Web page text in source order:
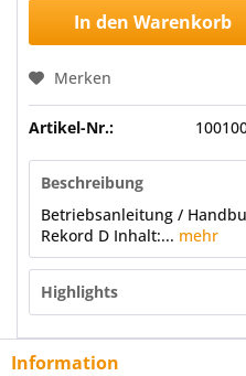
In den Warenkorb
Merken
Artikel-Nr.:
Beschreibung
Betriebsanleitung /
Rekord D Inhalt:... mehr
Highlights
Information